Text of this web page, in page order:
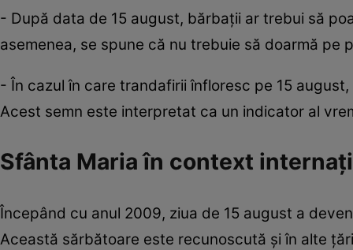
- După data de 15 august, bărbații ar trebui să
asemenea, se spune că nu trebuie să doarmă
- În cazul în care trandafirii înfloresc pe 15
Acest semn este interpretat ca un indicator al
Sfânta Maria în context
Începând cu anul 2009, ziua de 15 august a
Această sărbătoare este recunoscută și în alte